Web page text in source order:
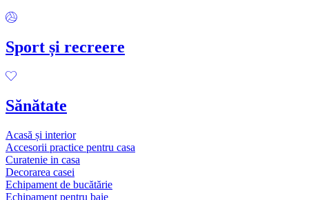
Sport și recreere
Sănătate
Acasă și interior
Accesorii practice pentru casa
Curatenie in casa
Decorarea casei
Echipament de bucătărie
Echipament pentru baie